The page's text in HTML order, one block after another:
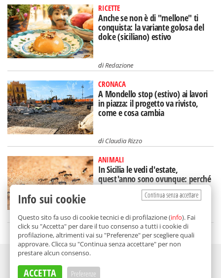
RICETTE
Anche se non è di "mellone" ti
conquista: la variante golosa del
dolce (siciliano) estivo
diRedazione
CRONACA
A Mondello stop (estivo) ai lavori
in piazza: il progetto va rivisto,
come e cosa cambia
diClaudia Rizzo
ANIMALI
In Sicilia le vedi d'estate,
quest'anno sono ovunque: perché
ci sono più formiche
diAurelio Sanguinetti
Continua senza accettare
Info sui cookie
Questo sito fa uso di cookie tecnici e di profilazione (info). Fai
click su "Accetta" per dare il tuo consenso a tutti i cookie di
profilazione, altrimenti vai su "Preferenze" per scegliere quali
approvare. Clicca su "Continua senza accettare" per non
prestare alcun consenso.
ACCETTA Preferenze